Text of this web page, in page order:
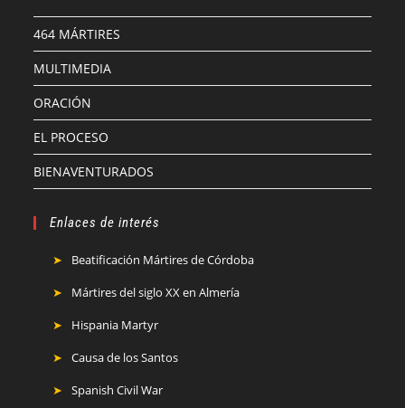
464 MÁRTIRES
MULTIMEDIA
ORACIÓN
EL PROCESO
BIENAVENTURADOS
Enlaces de interés
Beatificación Mártires de Córdoba
Mártires del siglo XX en Almería
Hispania Martyr
Causa de los Santos
Spanish Civil War